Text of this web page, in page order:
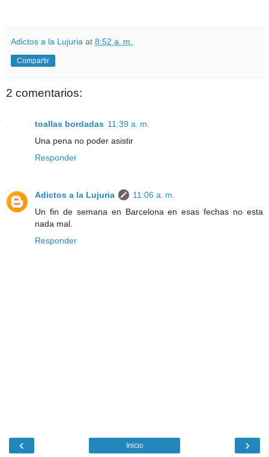
Adictos a la Lujuria at 8:52 a. m.
Compartir
2 comentarios:
toallas bordadas 11:39 a. m.
Una pena no poder asistir
Responder
Adictos a la Lujuria
11:06 a. m.
Un fin de semana en Barcelona en esas fechas no esta
nada mal.
Responder
‹ ›
Inicio